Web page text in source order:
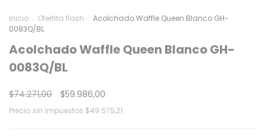
Inicio . Ofertita flash . Acolchado Waffle Queen Blanco GH-
0083Q/BL
Acolchado Waffle Queen Blanco GH-
0083Q/BL
$74.271,00 $59.986,00
Precio sin impuestos $49.575,21